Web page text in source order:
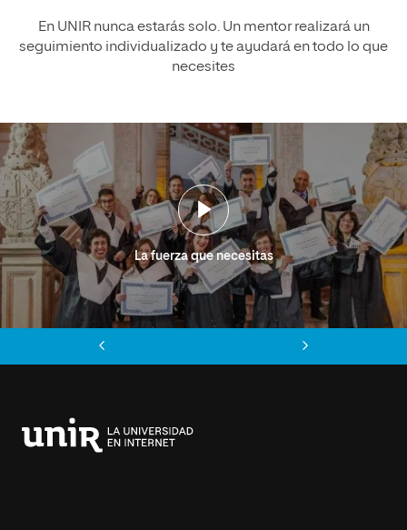
En UNIR nunca estarás solo. Un mentor realizará un
seguimiento individualizado y te ayudará en todo lo que
necesites
La fuerza que necesitas